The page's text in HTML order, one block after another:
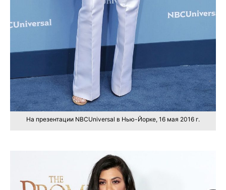
На презентации NBCUniversal в Нью-Йорке, 16 мая 2016 г.